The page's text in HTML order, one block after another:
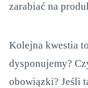
zarabiać na
Kolejna kwestia
dysponujemy?
obowiązki? Jeśli